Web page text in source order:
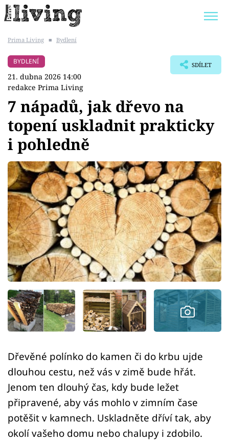
BYDLENÍ SLAVNÝCH
Témata
Bydlení
Zahrada
Design
Sledujte prima+
Přihlášení
Sledujte nás
Prima Living ■ Bydlení
BYDLENÍ
21. dubna 2026 14:00
redakce Prima Living
SDÍLET
7 nápadů, jak dřevo na
topení uskladnit prakticky
i pohledně
Dřevěné polínko do kamen či do krbu ujde
dlouhou cestu, než vás v zimě bude hřát.
Jenom ten dlouhý čas, kdy bude ležet
připravené, aby vás mohlo v zimním čase
potěšit v kamnech. Uskladněte dříví tak, aby
okolí vašeho domu nebo chalupy i zdobilo.